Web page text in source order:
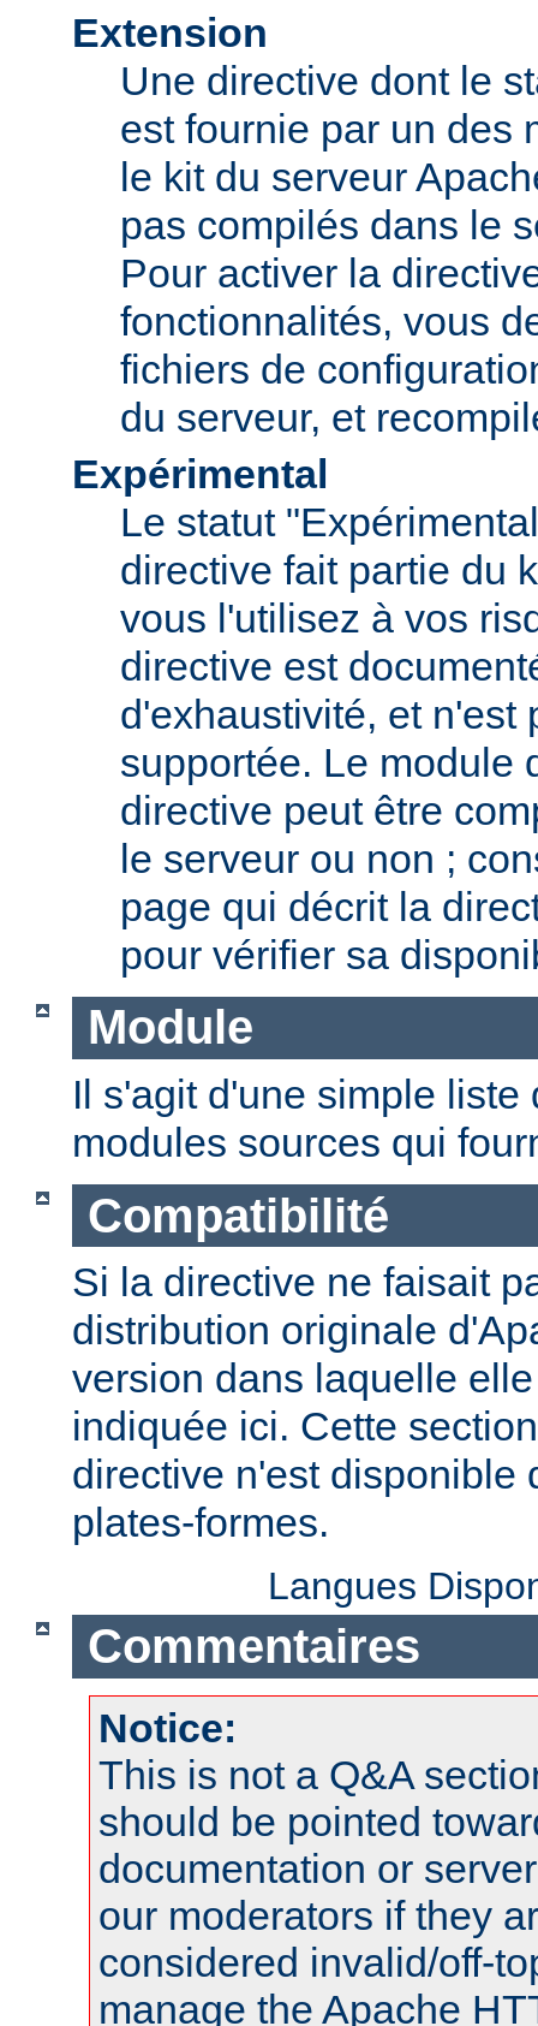
Extension
Une directive dont le
est fournie par un des
le kit du serveur
pas compilés dans le
Pour activer la
fonctionnalités, vous
fichiers de
du serveur, et
Expérimental
Le statut
directive fait partie du
vous l'utilisez à vos
directive est
d'exhaustivité, et n'est
supportée. Le module
directive peut être
le serveur ou non ;
page qui décrit la
pour vérifier sa
Module
Il s'agit d'une simple liste
modules sources qui
Compatibilité
Si la directive ne faisait
distribution originale
version dans laquelle
indiquée ici. Cette
directive n'est disponible
plates-formes.
Langues
Commentaires
Notice:
This is not a Q&A
should be pointed
documentation or
our moderators if they
considered invalid/off-
manage the Apache